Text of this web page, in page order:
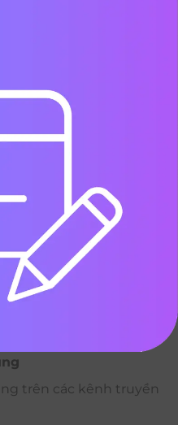
trên các kênh truyền